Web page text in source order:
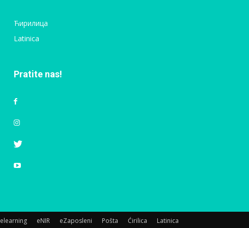
Ћирилица
Latinica
Pratite nas!
elearning eNIR eZaposleni Pošta Ćirilica Latinica